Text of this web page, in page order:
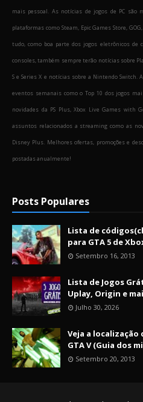
mais pessoal. As notícias de jogos de PC são
plataformas como Steam, Epic Games Store,
tudo, como boa parte dos jogos eletrônicos de
consoles, também sempre terão notícias sobre
S e Series X e notícias sobre a Nintendo
eventos semanais como o Top 10 dos jogos
novidades da PS Plus, Xbox Live Games with
assuntos relacionados a streaming como as
Disney Plus. Melhores ofertas, promoções e
postadas anualmente!
Posts Populares
Lista de
para GTA 5 de
Setembro 16, 2013
Lista de Jogos
Uplay, Origin e
Julho 30, 2026
Veja a
GTA V (Guia dos
Setembro 20, 2013